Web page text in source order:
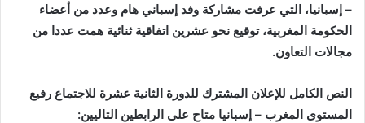
– إسبانيا، التي عرفت مشاركة وفد إسباني هام وعدد من أعضاء
الحكومة المغربية، توقيع نحو عشرين اتفاقية ثنائية همت عددا من
مجالات التعاون.
النص الكامل للإعلان المشترك للدورة الثانية عشرة للاجتماع رفيع
المستوى المغرب – إسبانيا متاح على الرابطين التاليين: